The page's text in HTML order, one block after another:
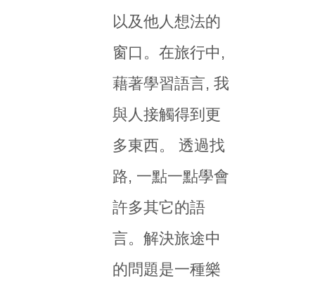
以及他人想法的
窗口。在旅行中,
藉著學習語言, 我
與人接觸得到更
多東西。 透過找
路, 一點一點學會
許多其它的語
言。解決旅途中
的問題是一種樂